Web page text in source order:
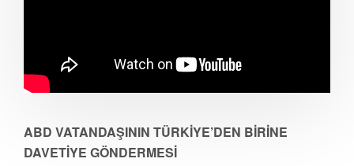
ABD VATANDAŞININ TÜRKİYE’DEN BİRİNE
DAVETİYE GÖNDERMESİ